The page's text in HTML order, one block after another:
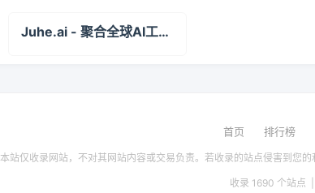
Juhe.ai - 聚合全球AI工具和网站，一站式探索AI世界
首页 排行榜
本站仅收录网站，不对其网站内容或交易负责。若收录的站点侵害到您的
收录 1690 个站点